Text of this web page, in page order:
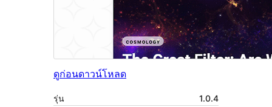
ดูก่อนดาวน์โหลด
รุ่น
1.0.4